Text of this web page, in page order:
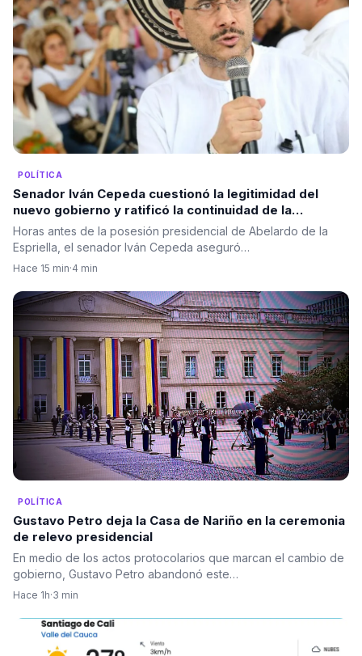
POLÍTICA
Senador Iván Cepeda cuestionó la legitimidad del
nuevo gobierno y ratificó la continuidad de la
oposición política
Horas antes de la posesión presidencial de Abelardo de la
Espriella, el senador Iván Cepeda aseguró…
Hace 15 min·4 min
POLÍTICA
Gustavo Petro deja la Casa de Nariño en la ceremonia
de relevo presidencial
En medio de los actos protocolarios que marcan el cambio de
gobierno, Gustavo Petro abandonó este…
Hace 1h·3 min